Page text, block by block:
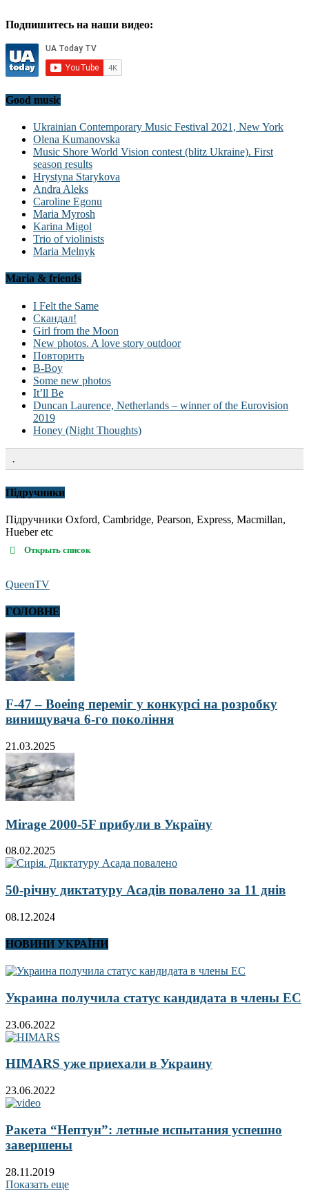
Подпишитесь на наши видео:
Good music
Ukrainian Contemporary Music Festival 2021, New York
Olena Kumanovska
Music Shore World Vision contest (blitz Ukraine). First
season results
Hrystyna Starykova
Andra Aleks
Caroline Egonu
Maria Myrosh
Karina Migol
Trio of violinists
Maria Melnyk
Maria & friends
I Felt the Same
Скандал!
Girl from the Moon
New photos. A love story outdoor
Повторить
B-Boy
Some new photos
It’ll Be
Duncan Laurence, Netherlands – winner of the Eurovision
2019
Honey (Night Thoughts)
.
Підручники
Підручники Oxford, Cambridge, Pearson, Express, Macmillan,
Hueber etc
Открыть список
QueenTV
ГОЛОВНЕ
F-47 – Boeing переміг у конкурсі на розробку
винищувача 6-го покоління
21.03.2025
Mirage 2000-5F прибули в Україну
08.02.2025
50-річну диктатуру Асадів повалено за 11 днів
08.12.2024
НОВИНИ УКРАЇНИ
Украина получила статус кандидата в члены ЕС
23.06.2022
HIMARS уже приехали в Украину
23.06.2022
Ракета “Нептун”: летные испытания успешно
завершены
28.11.2019
Показать еще